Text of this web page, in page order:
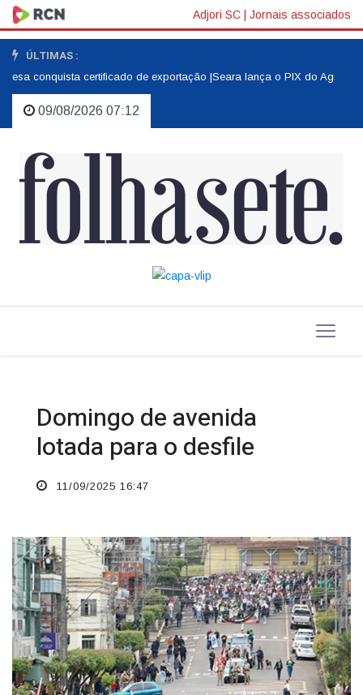
Adjori SC | Jornais associados
ÚLTIMAS :
conquista certificado de exportação |Seara lança o PIX do Agro |
09/08/2026 07:12
Domingo de avenida
lotada para o desfile
11/09/2025 16:47